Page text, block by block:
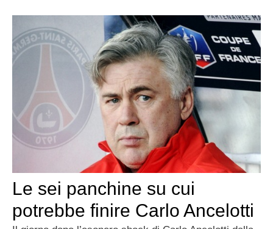
Le sei panchine su cui
potrebbe finire Carlo Ancelotti